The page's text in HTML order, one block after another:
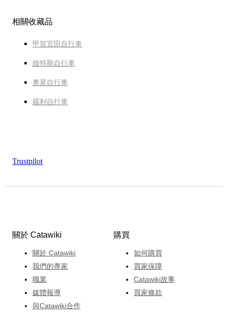
相關收藏品
甲賀宮田自行車
維特斯自行車
奧莫自行車
羅利自行車
Trustpilot
關於 Catawiki
關於 Catawiki
我們的專家
職業
媒體報導
與Catawiki合作
購買
如何購買
買家保障
Catawiki故事
買家條款